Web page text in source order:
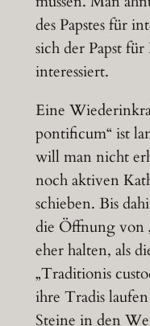
des Papstes für
sich der Papst
interessiert.
Eine
pontificum“ ist
will man nicht
noch aktiven
schieben. Bis
die Öffnung von
eher halten, als
„Traditionis
ihre Tradis
Steine in den